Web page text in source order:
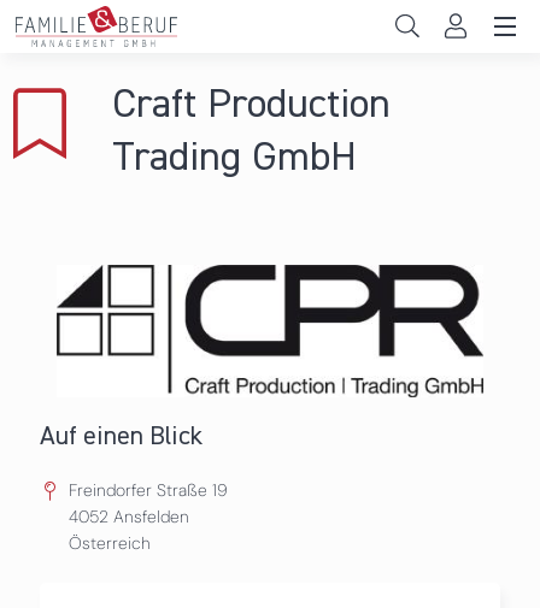
Direkt zum Inhalt
Gemeinden
Das sind wir
News & Events
Craft Production
Trading GmbH
Auf einen Blick
Freindorfer Straße 19
4052 Ansfelden
Österreich